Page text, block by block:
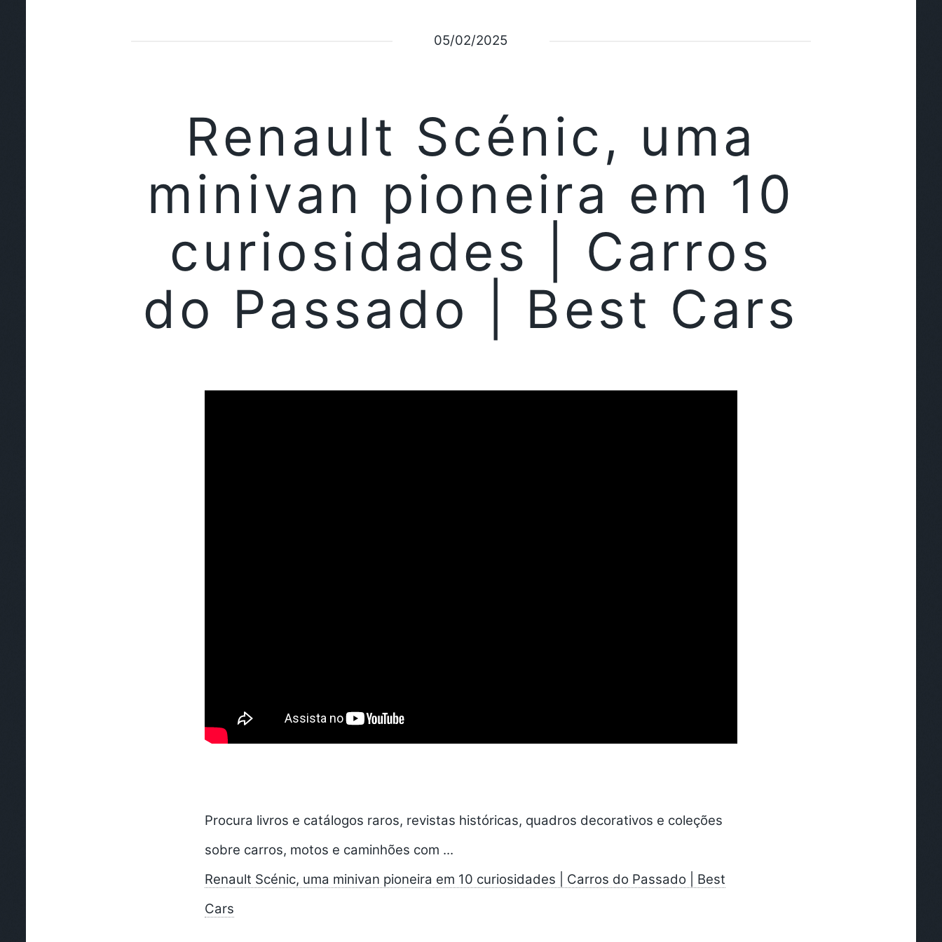
05/02/2025
Renault Scénic, uma
minivan pioneira em 10
curiosidades | Carros
do Passado | Best Cars
Procura livros e catálogos raros, revistas históricas, quadros decorativos e coleções
sobre carros, motos e caminhões com ...
Renault Scénic, uma minivan pioneira em 10 curiosidades | Carros do Passado | Best
Cars